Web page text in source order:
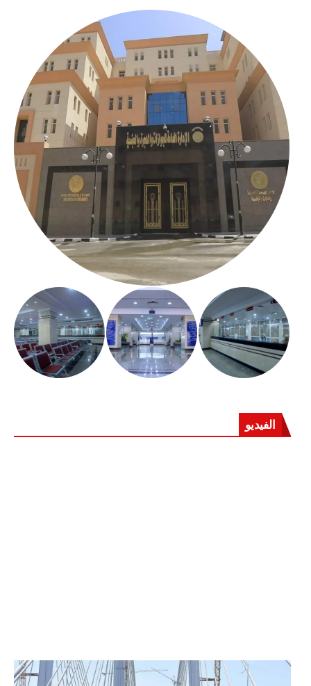
الفيديو
الرئيس عبد الفتاح السيسي يفتتح محور روض الفرج